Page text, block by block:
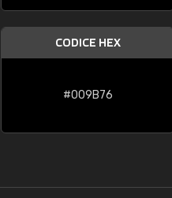
CODICE HEX
#009B76